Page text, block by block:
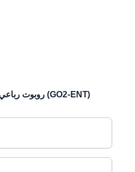
Unitree Go2 Ent روبوت رباعي الأرجل (GO2-ENT)